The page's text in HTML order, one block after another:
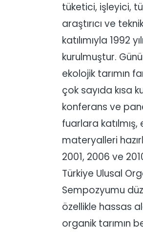
tüketici, işleyici,
araştırıcı ve
katılımıyla 1992
kurulmuştur.
ekolojik tarımın
çok sayıda kısa
konferans ve
fuarlara katılmış,
materyalleri
2001, 2006 ve
Türkiye Ulusal
Sempozyumu
özellikle hassas
organik tarımın